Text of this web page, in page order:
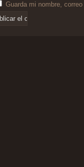
Guarda mi nombre,